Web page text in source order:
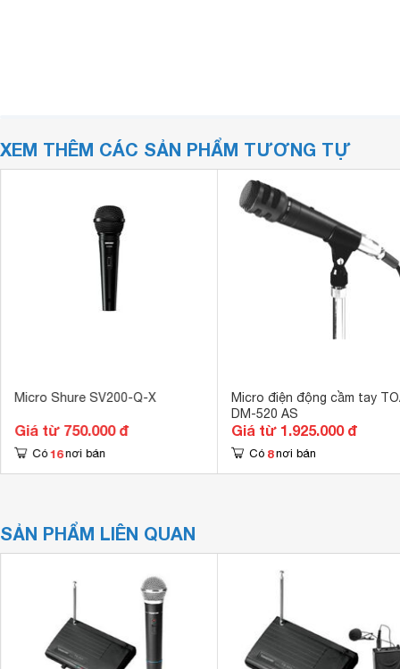
XEM THÊM CÁC SẢN PHẨM TƯƠNG TỰ
Micro Shure SV200-Q-X
Giá từ 750.000 đ
Có 16 nơi bán
Micro điện động cầm tay
DM-520 AS
Giá từ 1.925.000 đ
Có 8 nơi bán
SẢN PHẨM LIÊN QUAN